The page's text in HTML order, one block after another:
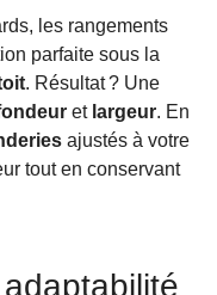
les rangements
parfaite sous la
. Résultat ? Une
et largeur. En
ajustés à votre
tout en conservant